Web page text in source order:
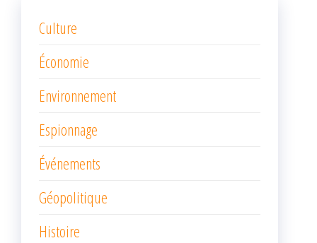
Culture
Économie
Environnement
Espionnage
Événements
Géopolitique
Histoire